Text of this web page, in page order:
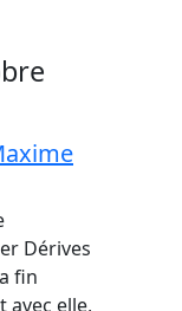
Dérives
fin
avec elle,